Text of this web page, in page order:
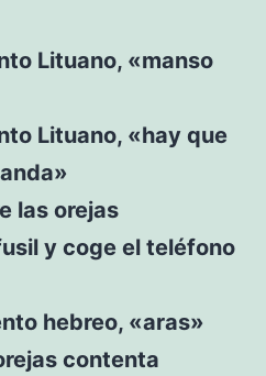
Lituano, «manso
Lituano, «hay que
las orejas
y coge el teléfono
hebreo, «aras»
contenta